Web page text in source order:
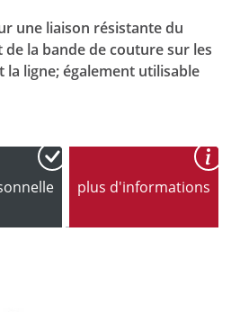
une liaison résistante du
la bande de couture sur les
ligne; également utilisable
plus d'informations